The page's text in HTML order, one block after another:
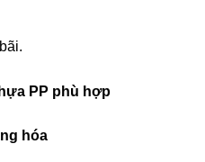
PP phù hợp
hóa